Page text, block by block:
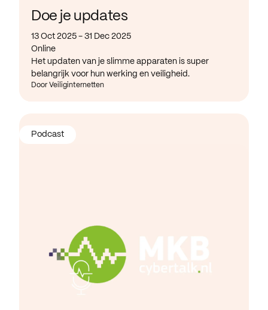
Doe je updates
13 Oct 2025 - 31 Dec 2025
Online
Het updaten van je slimme apparaten is super
belangrijk voor hun werking en veiligheid.
Door Veiliginternetten
Podcast